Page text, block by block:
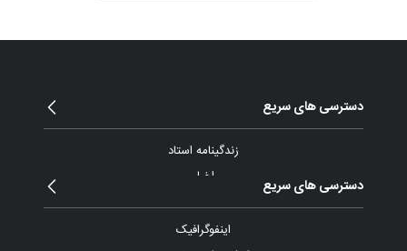
دسترسی های سریع
زندگینامه استاد
اخبار
بیانات
دسترسی های سریع
اینفوگرافیک